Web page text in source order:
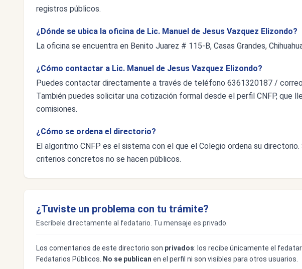
registros públicos.
¿Dónde se ubica la oficina de Lic. Manuel de Jesus Vazquez Elizondo?
La oficina se encuentra en Benito Juarez # 115-B, Casas Grandes,
¿Cómo contactar a Lic. Manuel de Jesus Vazquez Elizondo?
Puedes contactar directamente a través de teléfono 6361320187 / correo
También puedes solicitar una cotización formal desde el perfil CNFP, que
comisiones.
¿Cómo se ordena el directorio?
El algoritmo CNFP es el sistema con el que el Colegio ordena su
criterios concretos no se hacen públicos.
¿Tuviste un problema con tu trámite?
Escríbele directamente al fedatario. Tu mensaje es privado.
Los comentarios de este directorio son privados: los recibe únicamente el
Fedatarios Públicos.
No se publican en el perfil ni son visibles para otros usuarios.